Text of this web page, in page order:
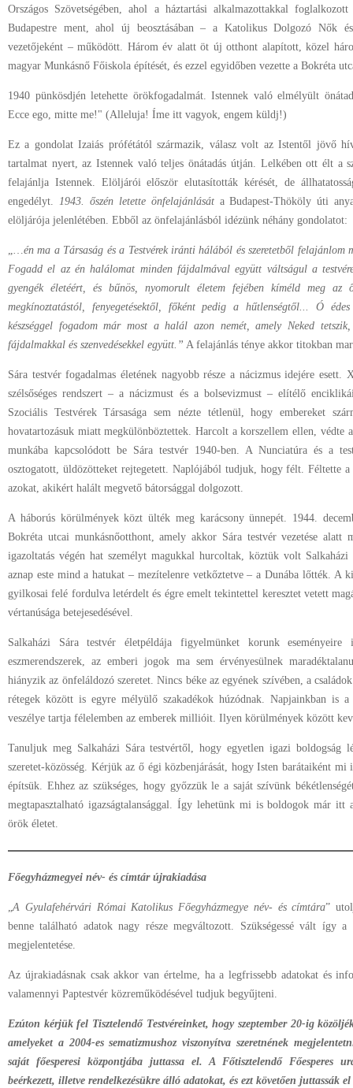
Országos Szövetségében, ahol a háztartási alkalmazottakkal
Budapestre ment, ahol új beosztásában – a Katolikus Dolgozó Nők és
vezetőjeként – működött. Három év alatt öt új otthont alapított, közel
magyar Munkásnő Főiskola építését, és ezzel egyidőben vezette a Bokréta
1940 pünkösdjén letehette örökfogadalmát. Istennek való elmélyült
Ecce ego, mitte me!" (Alleluja! Íme itt vagyok, engem küldj!)
Ez a gondolat Izaiás prófétától származik, válasz volt az Istentől jövő
tartalmat nyert, az Istennek való teljes önátadás útján. Lelkében ott élt a
felajánlja Istennek. Elöljárói először elutasították kérését, de
engedélyt. 1943. őszén letette önfelajánlásáta Budapest-Thököly úti
elöljárója jelenlétében. Ebből az önfelajánlásból idézünk néhány gondolatot:
„…én ma a Társaság és a Testvérek iránti hálából és szeretetből
Fogadd el az én halálomat minden fájdalmával együtt váltságul a
gyengék életéért, és bűnös, nyomorult életem fejében kíméld meg
megkínoztatástól, fenyegetésektől, főként pedig a hűtlenségtől... Ó édes
készséggel fogadom már most a halál azon nemét, amely Neked
fájdalmakkal és szenvedésekkel együtt.” A felajánlás ténye akkor titokban
Sára testvér fogadalmas életének nagyobb része a nácizmus idejére
szélsőséges rendszert – a nácizmust és a bolsevizmust – elítélő
Szociális Testvérek Társasága sem nézte tétlenül, hogy embereket
hovatartozásuk miatt megkülönböztettek. Harcolt a korszellem ellen, védte
munkába kapcsolódott be Sára testvér 1940-ben. A Nunciatúra és a
osztogatott, üldözötteket rejtegetett. Naplójából tudjuk, hogy félt. Féltette a
azokat, akikért halált megvető bátorsággal dolgozott.
A háborús körülmények közt ülték meg karácsony ünnepét. 1944.
Bokréta utcai munkásnőotthont, amely akkor Sára testvér vezetése
igazoltatás végén hat személyt magukkal hurcoltak, köztük volt
aznap este mind a hatukat – mezítelenre vetkőztetve – a Dunába lőtték. A
gyilkosai felé fordulva letérdelt és égre emelt tekintettel keresztet vetett
vértanúsága betejesedésével.
Salkaházi Sára testvér életpéldája figyelmünket korunk
eszmerendszerek, az emberi jogok ma sem érvényesülnek
hiányzik az önfeláldozó szeretet. Nincs béke az egyének szívében, a
rétegek között is egyre mélyülő szakadékok húzódnak. Napjainkban is a
veszélye tartja félelemben az emberek millióit. Ilyen körülmények között
Tanuljuk meg Salkaházi Sára testvértől, hogy egyetlen igazi boldogság
szeretet-közösség. Kérjük az ő égi közbenjárását, hogy Isten barátaiként mi
építsük. Ehhez az szükséges, hogy győzzük le a saját szívünk
megtapasztalható igazságtalansággal. Így lehetünk mi is boldogok már
örök életet.
Főegyházmegyei név- és címtár újrakiadása
„A Gyulafehérvári Római Katolikus Főegyházmegye név- és címtára”
benne található adatok nagy része megváltozott. Szükségessé vált így a
megjelentetése.
Az újrakiadásnak csak akkor van értelme, ha a legfrissebb adatokat és
valamennyi Paptestvér közreműködésével tudjuk begyűjteni.
Ezúton kérjük fel Tisztelendő Testvéreinket, hogy szeptember 20-ig
amelyeket a 2004-es sematizmushoz viszonyítva szeretnének
saját főesperesi központjába juttassa el. A Főtisztelendő Főesperes
beérkezett, illetve rendelkezésükre álló adatokat, és ezt követően juttassák